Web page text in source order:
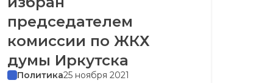
председателем
комиссии по ЖКХ
думы Иркутска
Политика25 ноября 2021